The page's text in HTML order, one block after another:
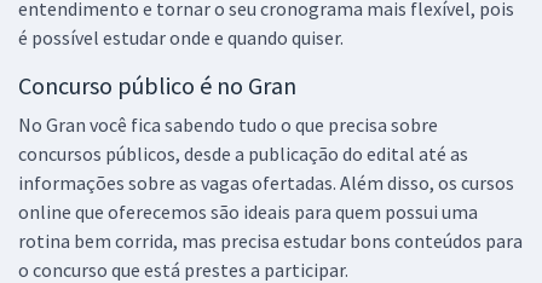
entendimento e tornar o seu cronograma mais flexível, pois
é possível estudar onde e quando quiser.
Concurso público é no Gran
No Gran você fica sabendo tudo o que precisa sobre
concursos públicos, desde a publicação do edital até as
informações sobre as vagas ofertadas. Além disso, os cursos
online que oferecemos são ideais para quem possui uma
rotina bem corrida, mas precisa estudar bons conteúdos para
o concurso que está prestes a participar.